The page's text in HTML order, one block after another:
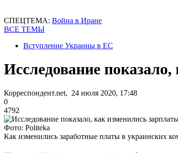
СПЕЦТЕМА: Война в Иране
ВСЕ ТЕМЫ
Вступление Украины в ЕС
Исследование
Корреспондент.net, 24 июля 2020, 17:48
0
4792
Фото: Politeka
Как изменились заработные платы в украинских